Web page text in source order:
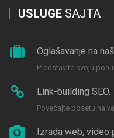
USLUGE SAJTA
Oglašavanje na
Predstavite svoju
Link-building SEO.
Povećajte posetu na
Izrada web, video